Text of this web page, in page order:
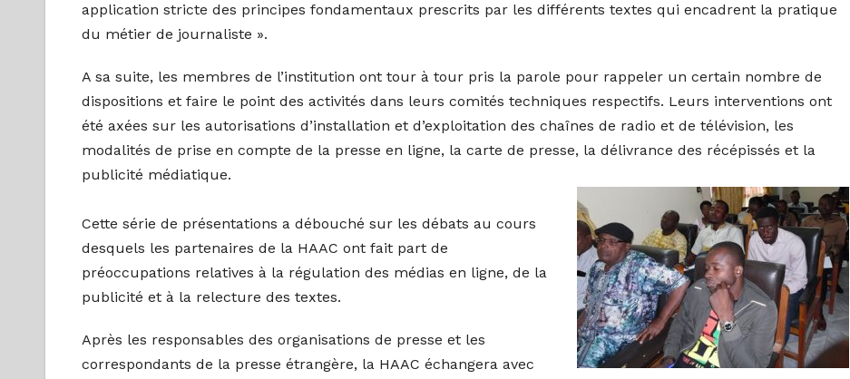
application stricte des principes fondamentaux prescrits par les différents textes qui encadrent la pratique
du métier de journaliste ».
A sa suite, les membres de l’institution ont tour à tour pris la parole pour rappeler un certain nombre de
dispositions et faire le point des activités dans leurs comités techniques respectifs. Leurs interventions ont
été axées sur les autorisations d’installation et d’exploitation des chaînes de radio et de télévision, les
modalités de prise en compte de la presse en ligne, la carte de presse, la délivrance des récépissés et la
publicité médiatique.
Cette série de présentations a débouché sur les débats au cours
desquels les partenaires de la HAAC ont fait part de
préoccupations relatives à la régulation des médias en ligne, de la
publicité et à la relecture des textes.
Après les responsables des organisations de presse et les
correspondants de la presse étrangère, la HAAC échangera avec